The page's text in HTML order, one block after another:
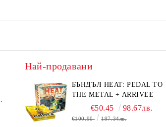
Най-продавани
БЪНДЪЛ HEAT: PEDAL TO
THE METAL + ARRIVEE
€50.45 98.67лв.
€100.90 197.34лв.